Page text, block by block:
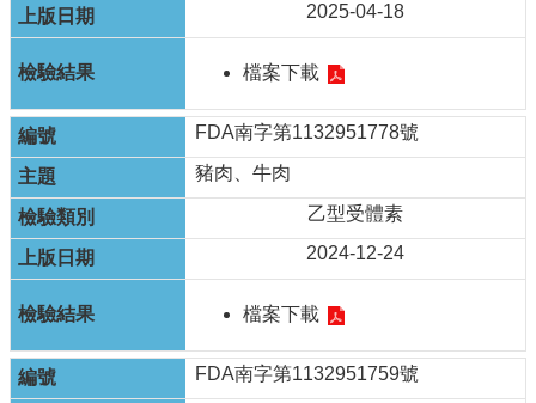
2025-04-18
檔案下載
FDA南字第1132951778號
豬肉、牛肉
乙型受體素
2024-12-24
檔案下載
FDA南字第1132951759號